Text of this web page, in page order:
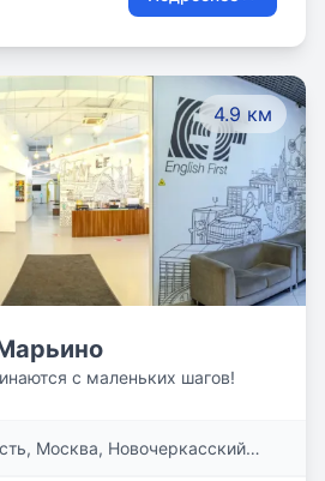
4.9 км
с маленьких шагов!
Москва, Новочеркасский